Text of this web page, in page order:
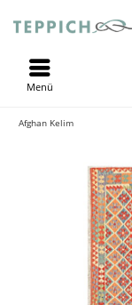
Menü
Afghan Kelim